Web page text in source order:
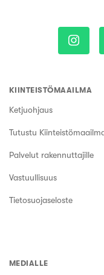
KIINTEISTÖMAAILMA
Ketjuohjaus
Tutustu
Palvelut rakennuttajille
Vastuullisuus
Tietosuojaseloste
MEDIALLE